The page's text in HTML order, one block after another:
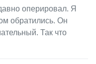
оперировал. Я
обратились. Он
Так что